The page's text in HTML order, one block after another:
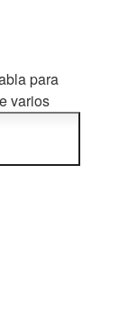
para
varios